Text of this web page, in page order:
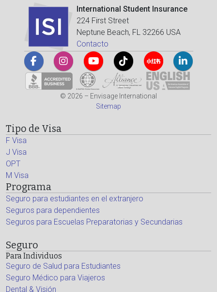
International Student Insurance
224 First Street
Neptune Beach, FL 32266 USA
Contacto
© 2026 – Envisage International
Sitemap
Tipo de Visa
F Visa
J Visa
OPT
M Visa
Programa
Seguro para estudiantes en el extranjero
Seguros para dependientes
Seguros para Escuelas Preparatorias y Secundarias
Seguro
Para Individuos
Seguro de Salud para Estudiantes
Seguro Médico para Viajeros
Dental & Visión